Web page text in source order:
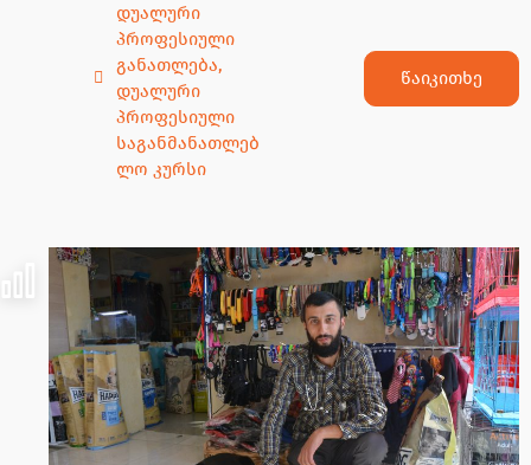
დუალური
პროფესიული
განათლება,
დუალური
პროფესიული
საგანმანათლებ
ლო კურსი
წაიკითხე